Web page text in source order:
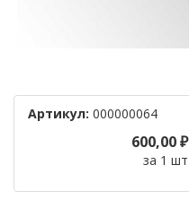
Артикул: 000000064
600,00 ₽
за 1 шт